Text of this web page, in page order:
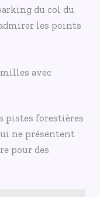
du col du
les points
avec
pistes forestières
ne présentent
pour des